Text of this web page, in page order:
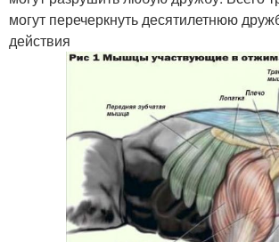
могут перечеркнуть десятилетнюю
действия